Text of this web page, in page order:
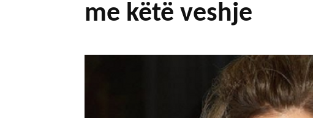
me këtë veshje